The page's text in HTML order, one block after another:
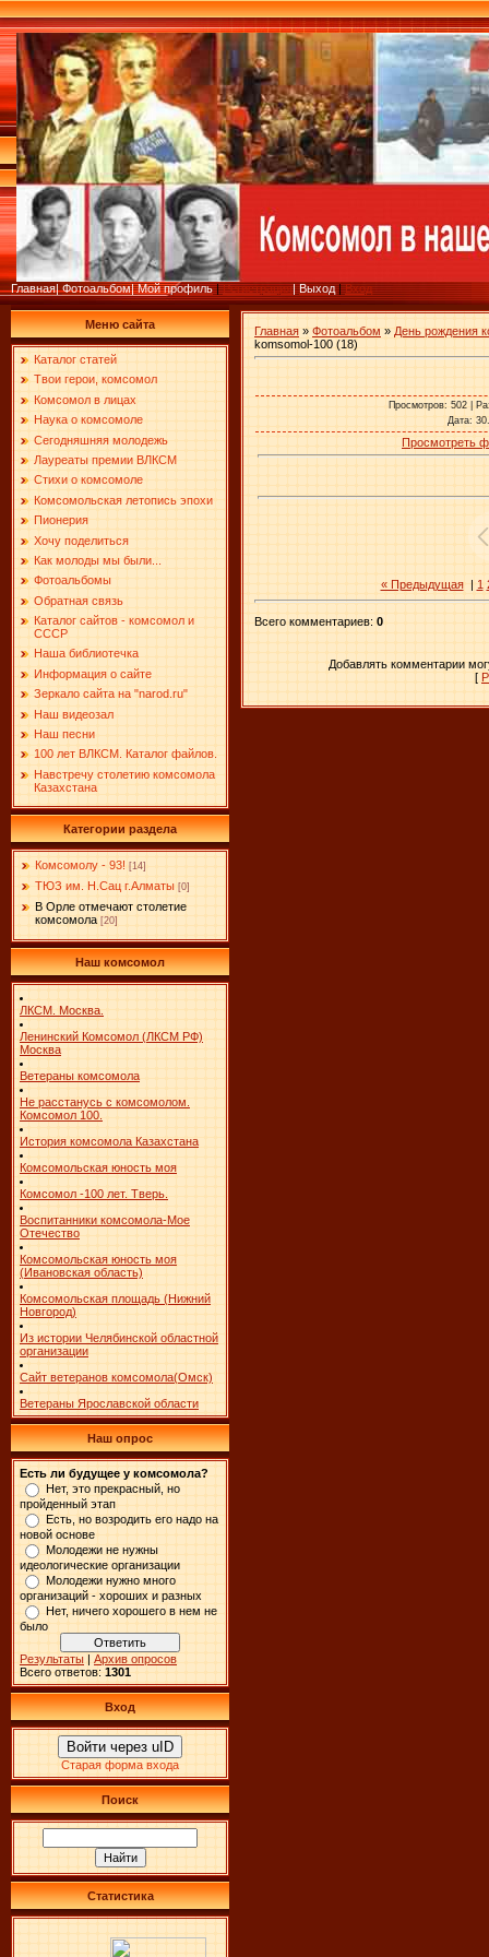
Главная|Фотоальбом|Мой профиль|Регистрация|Выход|Вход
Меню сайта
Каталог статей
Твои герои, комсомол
Комсомол в лицах
Наука о комсомоле
Сегодняшняя молодежь
Лауреаты премии ВЛКСМ
Стихи о комсомоле
Комсомольская летопись эпохи
Пионерия
Хочу поделиться
Как молоды мы были...
Фотоальбомы
Обратная связь
Каталог сайтов - комсомол и
СССР
Наша библиотечка
Информация о сайте
Зеркало сайта на "narоd.ru"
Наш видеозал
Наш песни
100 лет ВЛКСМ. Каталог файлов.
Навстречу столетию комсомола
Казахстана
Категории раздела
Комсомолу - 93! [14]
ТЮЗ им. Н.Сац г.Алматы [0]
В Орле отмечают столетие
комсомола [20]
Наш комсомол
ЛКСМ. Москва.
Ленинский Комсомол (ЛКСМ РФ)
Москва
Ветераны комсомола
Не расстанусь с комсомолом.
Комсомол 100.
История комсомола Казахстана
Комсомольская юность моя
Комсомол -100 лет. Тверь.
Воспитанники комсомола-Мое
Отечество
Комсомольская юность моя
(Ивановская область)
Комсомольская площадь (Нижний
Новгород)
Из истории Челябинской областной
организации
Сайт ветеранов комсомола(Омск)
Ветераны Ярославской области
Наш опрос
Есть ли будущее у комсомола?
Нет, это прекрасный, но
пройденный этап
Есть, но возродить его надо на
новой основе
Молодежи не нужны
идеологические организации
Молодежи нужно много
организаций - хороших и разных
Нет, ничего хорошего в нем не
было
Результаты | Архив опросов
Всего ответов: 1301
Вход
Войти через uID
Старая форма входа
Поиск
Статистика
Главная » Фотоальбом » День рождения
komsomol-100 (18)
Просмотров: 502 |
Дата:
Просмотреть
« Предыдущая| 1
Всего комментариев: 0
Добавлять комментарии
[